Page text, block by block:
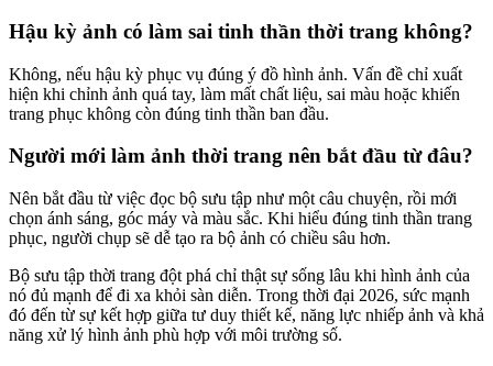
Hậu kỳ ảnh có làm sai tinh thần thời trang không?
Không, nếu hậu kỳ phục vụ đúng ý đồ hình ảnh. Vấn đề chỉ xuất
hiện khi chỉnh ảnh quá tay, làm mất chất liệu, sai màu hoặc khiến
trang phục không còn đúng tinh thần ban đầu.
Người mới làm ảnh thời trang nên bắt đầu từ đâu?
Nên bắt đầu từ việc đọc bộ sưu tập như một câu chuyện, rồi mới
chọn ánh sáng, góc máy và màu sắc. Khi hiểu đúng tinh thần trang
phục, người chụp sẽ dễ tạo ra bộ ảnh có chiều sâu hơn.
Bộ sưu tập thời trang đột phá chỉ thật sự sống lâu khi hình ảnh của
nó đủ mạnh để đi xa khỏi sàn diễn. Trong thời đại 2026, sức mạnh
đó đến từ sự kết hợp giữa tư duy thiết kế, năng lực nhiếp ảnh và khả
năng xử lý hình ảnh phù hợp với môi trường số.